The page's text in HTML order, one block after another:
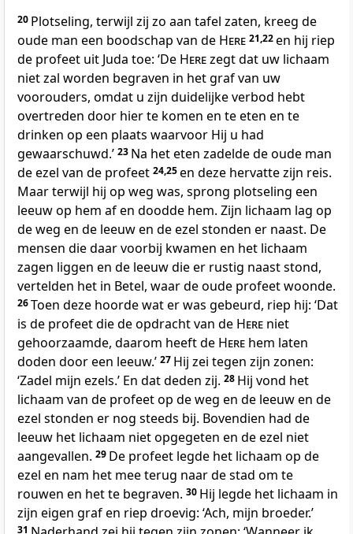
20 Plotseling, terwijl zij zo aan tafel zaten, kreeg de
oude man een boodschap van de Here 21,22en hij riep
de profeet uit Juda toe: ‘De Herezegt dat uw lichaam
niet zal worden begraven in het graf van uw
voorouders, omdat u zijn duidelijke verbod hebt
overtreden door hier te komen en te eten en te
drinken op een plaats waarvoor Hij u had
gewaarschuwd.’ 23 Na het eten zadelde de oude man
de ezel van de profeet 24,25en deze hervatte zijn reis.
Maar terwijl hij op weg was, sprong plotseling een
leeuw op hem af en doodde hem. Zijn lichaam lag op
de weg en de leeuw en de ezel stonden er naast. De
mensen die daar voorbij kwamen en het lichaam
zagen liggen en de leeuw die er rustig naast stond,
vertelden het in Betel, waar de oude profeet woonde.
26Toen deze hoorde wat er was gebeurd, riep hij: ‘Dat
is de profeet die de opdracht van de Here niet
gehoorzaamde, daarom heeft de Here hem laten
doden door een leeuw.’ 27 Hij zei tegen zijn zonen:
‘Zadel mijn ezels.’ En dat deden zij. 28 Hij vond het
lichaam van de profeet op de weg en de leeuw en de
ezel stonden er nog steeds bij. Bovendien had de
leeuw het lichaam niet opgegeten en de ezel niet
aangevallen. 29 De profeet legde het lichaam op de
ezel en nam het mee terug naar de stad om te
rouwen en het te begraven. 30 Hij legde het lichaam in
zijn eigen graf en riep droevig: ‘Ach, mijn broeder.’
31